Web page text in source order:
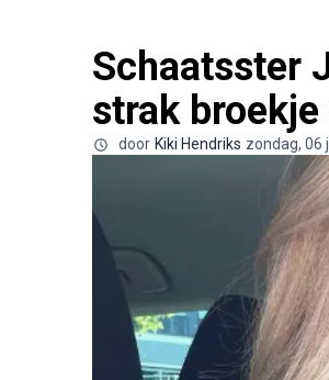
Schaatsster
strak
door Kiki Hendriks zondag, 06